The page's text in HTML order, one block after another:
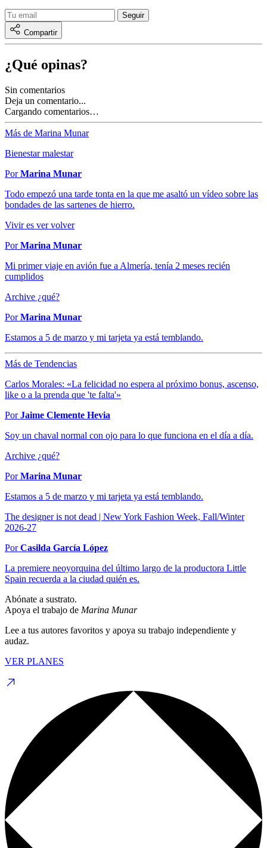
Compartir
¿Qué opinas?
Sin comentarios
Deja un comentario...
Cargando comentarios…
Más de Marina Munar
Bienestar malestar
PorMarina Munar
Todo empezó una tarde tonta en la que me asaltó un vídeo sobre las
bondades de las sartenes de hierro.
Vivir es ver volver
PorMarina Munar
Mi primer viaje en avión fue a Almería, tenía 2 meses recién
cumplidos
Archive ¿qué?
PorMarina Munar
Estamos a 5 de marzo y mi tarjeta ya está temblando.
Más de Tendencias
Carlos Morales: «La felicidad no espera al próximo bonus, ascenso,
like o a la prenda que 'te falta'»
PorJaime Clemente Hevia
Soy un chaval normal con ojo para lo que funciona en el día a día.
Archive ¿qué?
PorMarina Munar
Estamos a 5 de marzo y mi tarjeta ya está temblando.
The designer is not dead | New York Fashion Week, Fall/Winter
2026-27
PorCasilda García López
La premiere neoyorquina del último largo de la productora Little
Spain recuerda a la ciudad quién es.
Abónate a sustrato.
Apoya el trabajo de Marina Munar
Lee a tus autores favoritos y apoya su trabajo independiente y
audaz.
VER PLANES